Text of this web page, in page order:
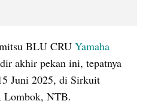
BLU CRU Yamaha
akhir pekan ini, tepatnya
Juni 2025, di Sirkuit
Lombok, NTB.